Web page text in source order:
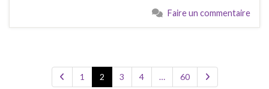
Faire un commentaire
1 2 3 4 … 60